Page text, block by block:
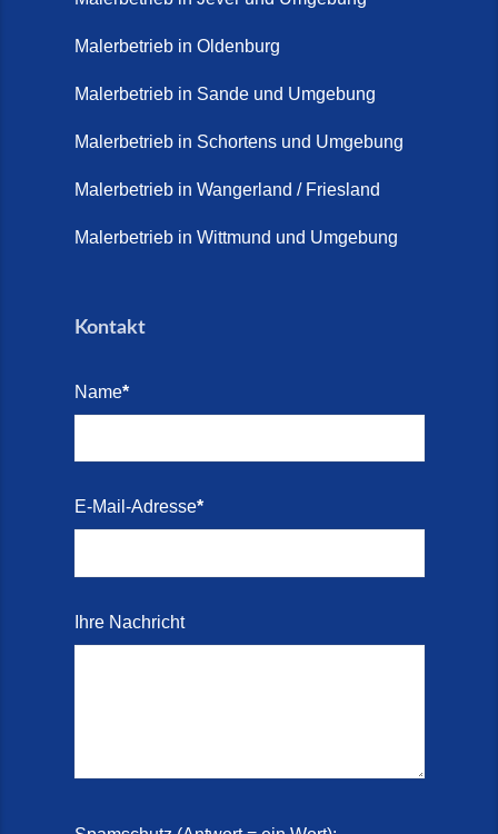
Malerbetrieb in Oldenburg
Malerbetrieb in Sande und Umgebung
Malerbetrieb in Schortens und Umgebung
Malerbetrieb in Wangerland / Friesland
Malerbetrieb in Wittmund und Umgebung
Kontakt
Name*
E-Mail-Adresse*
Ihre Nachricht